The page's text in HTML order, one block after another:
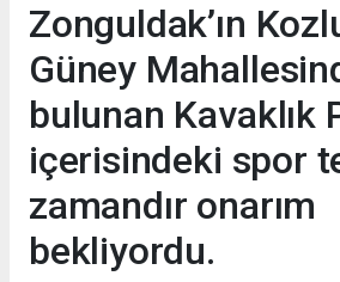
Zonguldak’ın
Güney
bulunan Kavaklık
içerisindeki spor
zamandır onarım
bekliyordu.